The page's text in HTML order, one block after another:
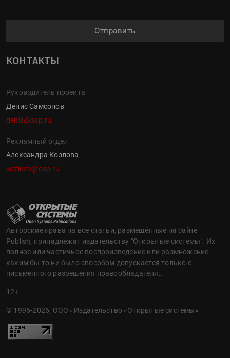
Отправить
КОНТАКТЫ
Руководитель проекта
Денис Самсонов
denis@osp.ru
Рекламный отдел
Александра Козлова
kozlova@osp.ru
Авторские права на все статьи, размещённые на сайте
Publish, принадлежат издательству "Открытые системы". Их
полное или частичное воспроизведение или размножение
каким бы то ни было способом допускается только с
письменного разрешения правообладателя..
12+
© 1996-2026, ООО «Издательство «Открытые системы»